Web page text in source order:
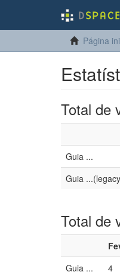
Página
Total de
Guia ...
Guia
Total de
Guia ...
4